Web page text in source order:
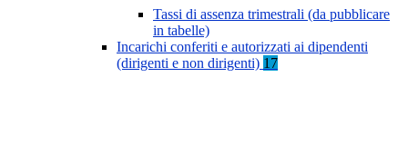
Tassi di assenza trimestrali (da pubblicare
in tabelle)
Incarichi conferiti e autorizzati ai dipendenti
(dirigenti e non dirigenti) 17